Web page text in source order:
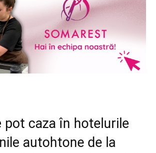
pot caza în hotelurile
autohtone de la